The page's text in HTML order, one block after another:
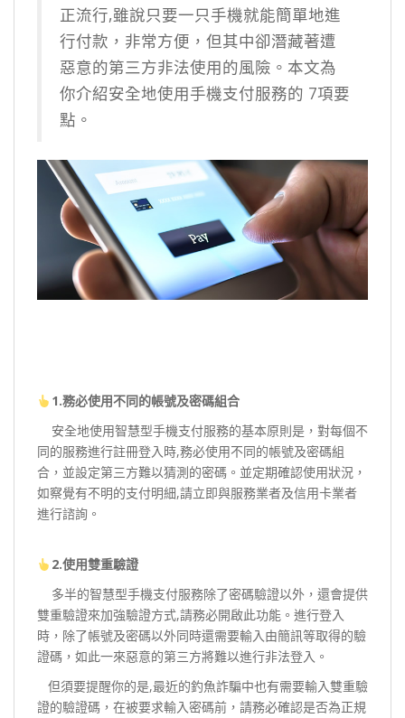
正流行,雖說只要一只手機就能簡單地進
行付款，非常方便，但其中卻潛藏著遭
惡意的第三方非法使用的風險。本文為
你介紹安全地使用手機支付服務的 7項要
點。
1.務必使用不同的帳號及密碼組合
安全地使用智慧型手機支付服務的基本原則是，對每個不
同的服務進行註冊登入時,務必使用不同的帳號及密碼組
合，並設定第三方難以猜測的密碼。並定期確認使用狀況，
如察覺有不明的支付明細,請立即與服務業者及信用卡業者
進行諮詢。
2.使用雙重驗證
多半的智慧型手機支付服務除了密碼驗證以外，還會提供
雙重驗證來加強驗證方式,請務必開啟此功能。進行登入
時，除了帳號及密碼以外同時還需要輸入由簡訊等取得的驗
證碼，如此一來惡意的第三方將難以進行非法登入。
但須要提醒你的是,最近的釣魚詐騙中也有需要輸入雙重驗
證的驗證碼，在被要求輸入密碼前，請務必確認是否為正規